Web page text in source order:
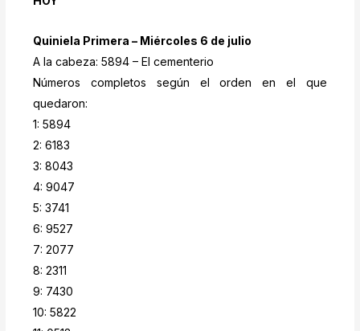
Quiniela Primera – Miércoles 6 de julio
A la cabeza: 5894 – El cementerio
Números completos según el orden en el que
quedaron:
1: 5894
2: 6183
3: 8043
4: 9047
5: 3741
6: 9527
7: 2077
8: 2311
9: 7430
10: 5822